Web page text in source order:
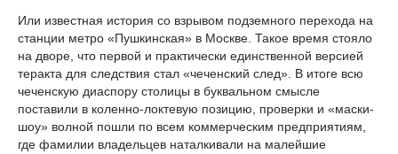
Или известная история со взрывом подземного перехода на
станции метро «Пушкинская» в Москве. Такое время стояло
на дворе, что первой и практически единственной версией
теракта для следствия стал «чеченский след». В итоге всю
чеченскую диаспору столицы в буквальном смысле
поставили в коленно-локтевую позицию, проверки и «маски-
шоу» волной пошли по всем коммерческим предприятиям,
где фамилии владельцев наталкивали на малейшие